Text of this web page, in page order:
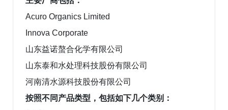
Acuro Organics Limited
Innova Corporate
山东益诺螯合化学有限公司
山东泰和水处理科技股份有限公司
河南清水源科技股份有限公司
按照不同产品类型，包括如下几个类别：